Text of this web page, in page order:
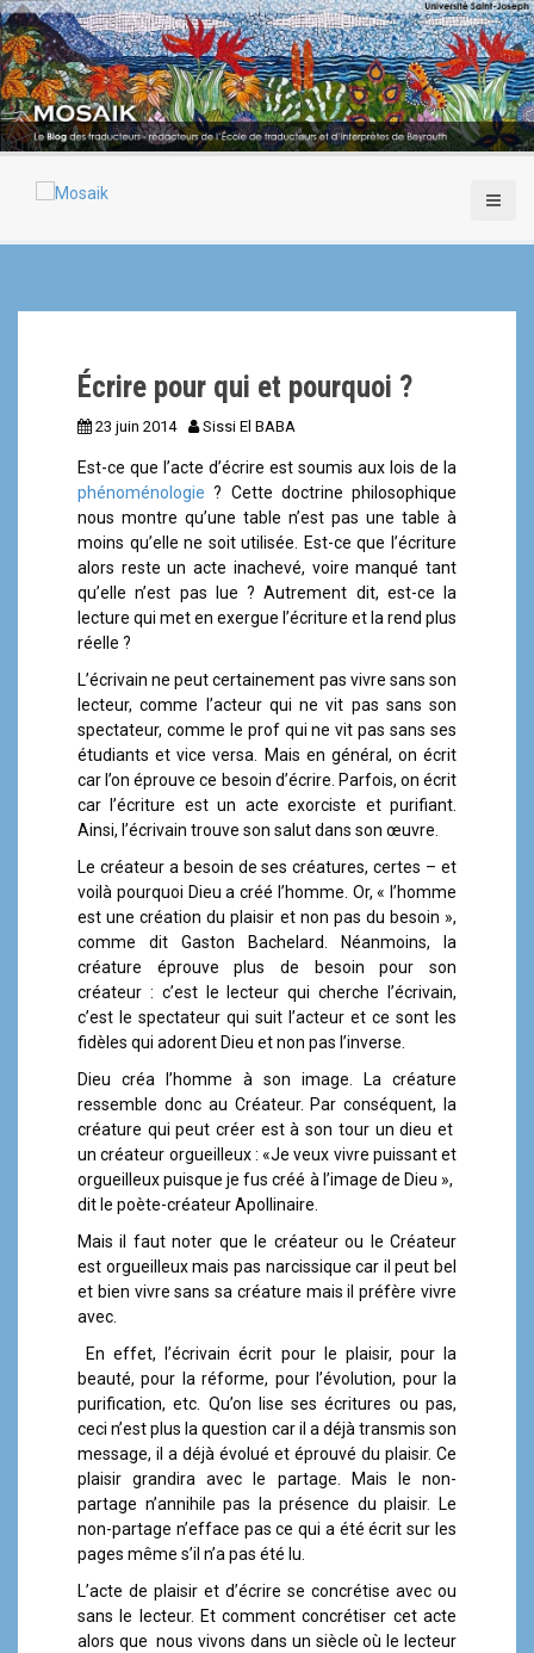
A
l
l
e
r
a
Écrire pour qui et pourquoi ?
23 juin 2014 Sissi El BABA
Est-ce que l’acte d’écrire est soumis aux lois de la
phénoménologie ? Cette doctrine philosophique
nous montre qu’une table n’est pas une table à
moins qu’elle ne soit utilisée. Est-ce que l’écriture
alors reste un acte inachevé, voire manqué tant
qu’elle n’est pas lue ? Autrement dit, est-ce la
lecture qui met en exergue l’écriture et la rend plus
réelle ?
L’écrivain ne peut certainement pas vivre sans son
lecteur, comme l’acteur qui ne vit pas sans son
spectateur, comme le prof qui ne vit pas sans ses
étudiants et vice versa. Mais en général, on écrit
car l’on éprouve ce besoin d’écrire. Parfois, on écrit
car l’écriture est un acte exorciste et purifiant.
Ainsi, l’écrivain trouve son salut dans son œuvre.
Le créateur a besoin de ses créatures, certes – et
voilà pourquoi Dieu a créé l’homme. Or, « l’homme
est une création du plaisir et non pas du besoin »,
comme dit Gaston Bachelard. Néanmoins, la
créature éprouve plus de besoin pour son
créateur : c’est le lecteur qui cherche l’écrivain,
c’est le spectateur qui suit l’acteur et ce sont les
fidèles qui adorent Dieu et non pas l’inverse.
Dieu créa l’homme à son image. La créature
ressemble donc au Créateur. Par conséquent, la
créature qui peut créer est à son tour un dieu et
un créateur orgueilleux : «Je veux vivre puissant et
orgueilleux puisque je fus créé à l’image de Dieu »,
dit le poète-créateur Apollinaire.
Mais il faut noter que le créateur ou le Créateur
est orgueilleux mais pas narcissique car il peut bel
et bien vivre sans sa créature mais il préfère vivre
avec.
En effet, l’écrivain écrit pour le plaisir, pour la
beauté, pour la réforme, pour l’évolution, pour la
purification, etc. Qu’on lise ses écritures ou pas,
ceci n’est plus la question car il a déjà transmis son
message, il a déjà évolué et éprouvé du plaisir. Ce
plaisir grandira avec le partage. Mais le non-
partage n’annihile pas la présence du plaisir. Le
non-partage n’efface pas ce qui a été écrit sur les
pages même s’il n’a pas été lu.
L’acte de plaisir et d’écrire se concrétise avec ou
sans le lecteur. Et comment concrétiser cet acte
alors que nous vivons dans un siècle où le lecteur